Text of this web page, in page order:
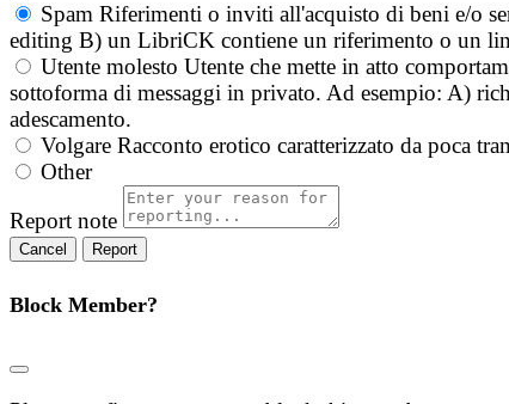
Spam Riferimenti o inviti all'acquisto di beni e/o
editing B) un LibriCK contiene un riferimento o un
Utente molesto Utente che mette in atto
sottoforma di messaggi in privato. Ad esempio: A)
adescamento.
Volgare Racconto erotico caratterizzato da poca
Other
Report note
Report
Block Member?